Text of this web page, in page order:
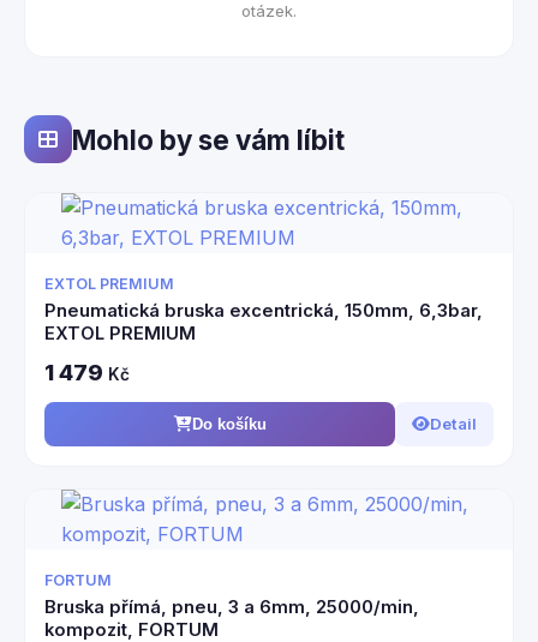
otázek.
Mohlo by se vám líbit
EXTOL PREMIUM
Pneumatická bruska excentrická, 150mm, 6,3bar,
EXTOL PREMIUM
1 479 Kč
Do košíku Detail
FORTUM
Bruska přímá, pneu, 3 a 6mm, 25000/min,
kompozit, FORTUM